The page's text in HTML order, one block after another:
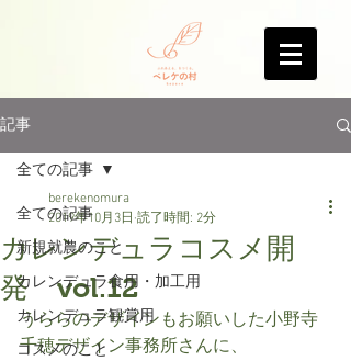
記事
全ての記事
新規就農のこと
カレンデュラ食用・加工用
カレンデュラ観賞用
コスメのこと
全ての記事
カレンデュラコスメ開
発 vol.12
berekenomura
2019年10月3日 読了時間: 2分
うららのデザインもお願いした小野寺
千穂デザイン事務所さんに、